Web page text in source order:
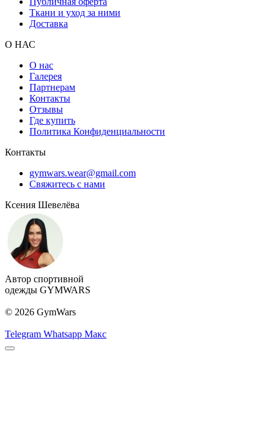
Ткани и уход за ними
Доставка
О НАС
О нас
Галерея
Партнерам
Контакты
Отзывы
Где купить
Политика Конфиденциальности
Контакты
gymwars.wear@gmail.com
Свяжитесь с нами
Ксения Шевелёва
Автор спортивной
одежды GYMWARS
© 2026 GymWars
Telegram Whatsapp Макс